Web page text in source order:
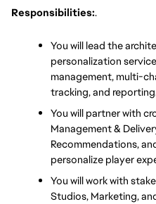
Responsibilities:.
You will lead the
personalization
management, multi-
tracking, and
You will partner with
Management &
Recommendations,
personalize player
You will work with
Studios, Marketing,